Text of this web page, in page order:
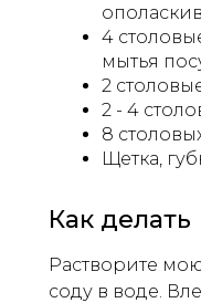
4
мытья
2
2 - 4
8
Щетка,
Как делать
Растворите
соду в воде.